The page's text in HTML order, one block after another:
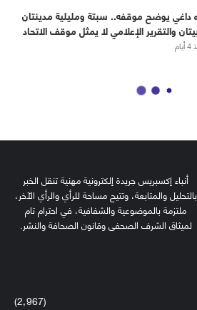
أنباء إكسبريس جريدة إلكترونية مهنية تنقل الخبر
بالتحليل والمتابعة، وتتيح مساحة للرأي والرأي الآخر،
ملتزمة بالموضوعية والشفافية، في احترام تام
لميثاق الشرف الصحفي وقانون الصحافة والنشر.
(2٬967)